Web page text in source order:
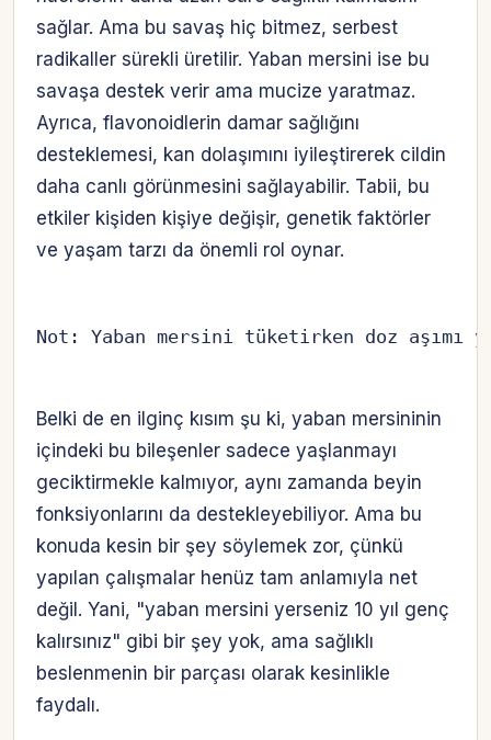
sağlar. Ama bu savaş hiç bitmez, serbest
radikaller sürekli üretilir. Yaban mersini ise bu
savaşa destek verir ama mucize yaratmaz.
Ayrıca, flavonoidlerin damar sağlığını
desteklemesi, kan dolaşımını iyileştirerek cildin
daha canlı görünmesini sağlayabilir. Tabii, bu
etkiler kişiden kişiye değişir, genetik faktörler
ve yaşam tarzı da önemli rol oynar.
Not: Yaban mersini tüketirken doz
Belki de en ilginç kısım şu ki, yaban mersininin
içindeki bu bileşenler sadece yaşlanmayı
geciktirmekle kalmıyor, aynı zamanda beyin
fonksiyonlarını da destekleyebiliyor. Ama bu
konuda kesin bir şey söylemek zor, çünkü
yapılan çalışmalar henüz tam anlamıyla net
değil. Yani, "yaban mersini yerseniz 10 yıl genç
kalırsınız" gibi bir şey yok, ama sağlıklı
beslenmenin bir parçası olarak kesinlikle
faydalı.